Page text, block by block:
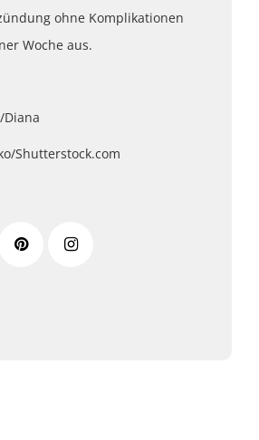
ohne Komplikationen
Woche aus.
Diana
Shutterstock.com